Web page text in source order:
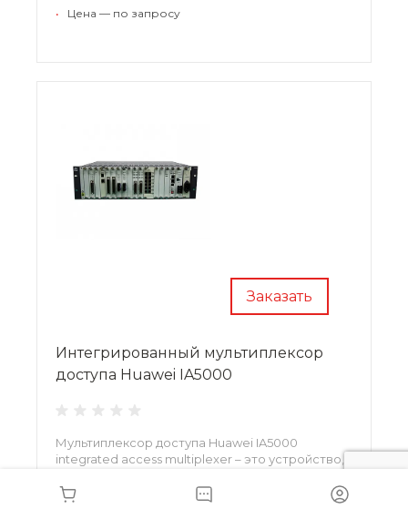
• Цена — по запросу
Заказать
Интегрированный мультиплексор
доступа Huawei IA5000
Мультиплексор доступа Huawei IA5000
integrated access multiplexer – это устройство,
SDH. Устройство находит применение в
транспортной, энергетической и